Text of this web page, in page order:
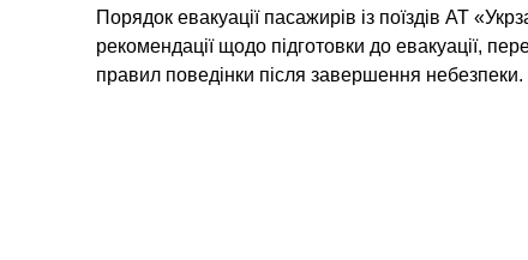
Порядок евакуації пасажирів із поїздів АТ
рекомендації щодо підготовки до евакуації,
правил поведінки після завершення небезпеки.